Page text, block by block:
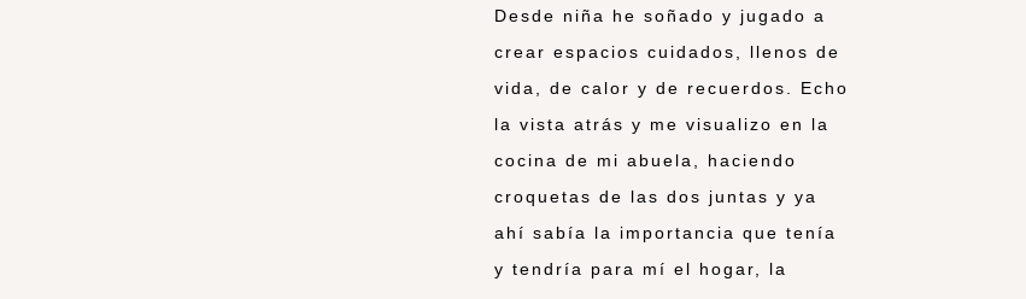
Desde niña he soñado y jugado a
crear espacios cuidados, llenos de
vida, de calor y de recuerdos. Echo
la vista atrás y me visualizo en la
cocina de mi abuela, haciendo
croquetas de las dos juntas y ya
ahí sabía la importancia que tenía
y tendría para mí el hogar, la